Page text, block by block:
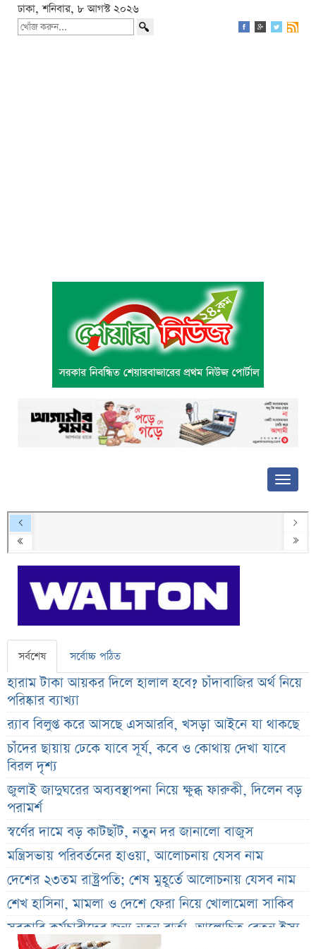
ঢাকা, শনিবার, ৮ আগস্ট ২০২৬
সর্বশেষ সর্বোচ্চ পঠিত
হারাম টাকা আয়কর দিলে হালাল হবে? চাঁদাবাজির অর্থ নিয়ে
পরিষ্কার ব্যাখ্যা
র‌্যাব বিলুপ্ত করে আসছে এসআরবি, খসড়া আইনে যা থাকছে
চাঁদের ছায়ায় ঢেকে যাবে সূর্য, কবে ও কোথায় দেখা যাবে
বিরল দৃশ্য
জুলাই জাদুঘরের অব্যবস্থাপনা নিয়ে ক্ষুব্ধ ফারুকী, দিলেন বড়
পরামর্শ
স্বর্ণের দামে বড় কাটছাঁট, নতুন দর জানালো বাজুস
মন্ত্রিসভায় পরিবর্তনের হাওয়া, আলোচনায় যেসব নাম
দেশের ২৩তম রাষ্ট্রপতি; শেষ মুহূর্তে আলোচনায় যেসব নাম
শেখ হাসিনা, মামলা ও দেশে ফেরা নিয়ে খোলামেলা সাকিব
সরকারি কর্মচারীদের জন্য নতুন বার্তা, আলোচিত বেতন ইস্যু